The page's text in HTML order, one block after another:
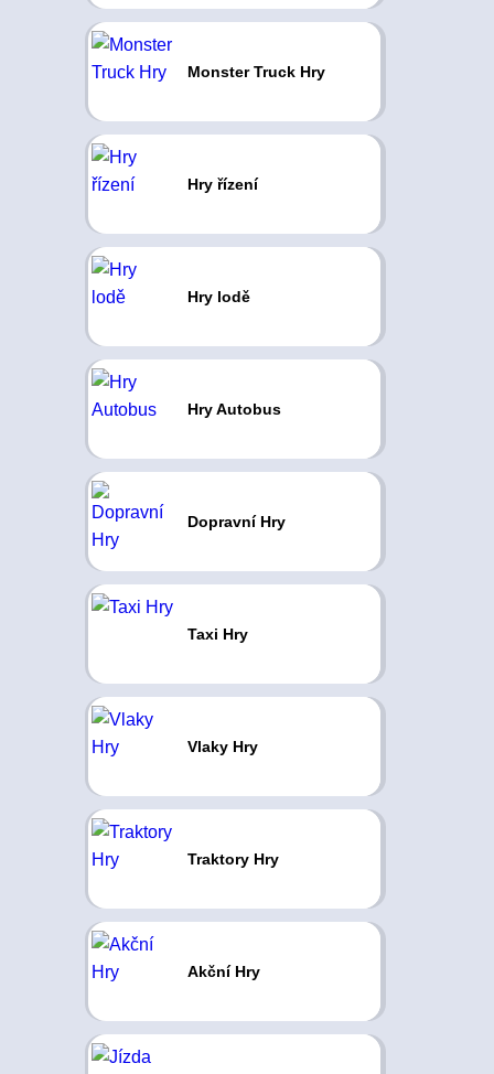
Monster Truck Hry
Hry řízení
Hry lodě
Hry Autobus
Dopravní Hry
Taxi Hry
Vlaky Hry
Traktory Hry
Akční Hry